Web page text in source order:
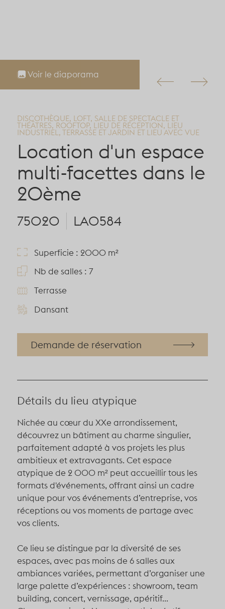
Voir le diaporama
DISCOTHÈQUE, LOFT, SALLE DE SPECTACLE ET
THÉÂTRES, ROOFTOP, LIEU DE RÉCEPTION, LIEU
INDUSTRIEL, TERRASSE ET JARDIN ET LIEU AVEC VUE
Location d'un espace
multi-facettes dans le
20ème
75020 LA0584
Superficie : 2000 m²
Nb de salles : 7
Terrasse
Dansant
Demande de réservation
Détails du lieu atypique
Nichée au cœur du XXe arrondissement,
découvrez un bâtiment au charme singulier,
parfaitement adapté à vos projets les plus
ambitieux et extravagants. Cet espace
atypique de 2 000 m² peut accueillir tous les
formats d'événements, offrant ainsi un cadre
unique pour vos événements d’entreprise, vos
réceptions ou vos moments de partage avec
vos clients.
Ce lieu se distingue par la diversité de ses
espaces, avec pas moins de 6 salles aux
ambiances variées, permettant d’organiser une
large palette d’expériences : showroom, team
building, concert, vernissage, apéritif...